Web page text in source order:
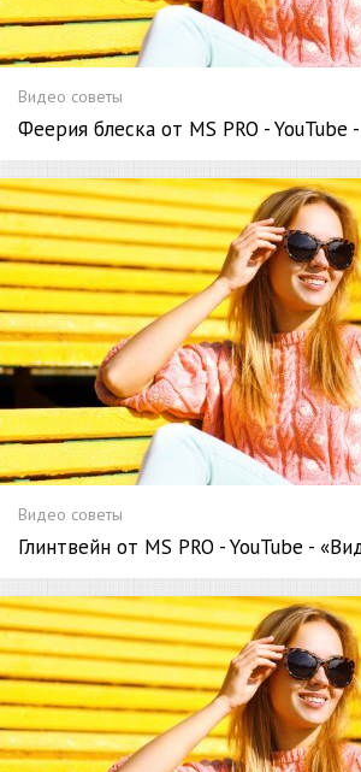
Видео советы
Феерия блеска от MS PRO -
Видео советы
Глинтвейн от MS PRO - YouTube -